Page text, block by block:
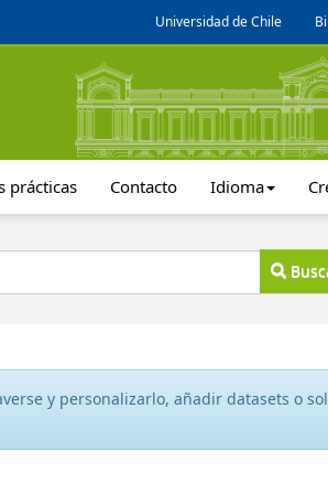
Universidad de Chile
prácticas Contacto Idioma
y personalizarlo, añadir datasets o